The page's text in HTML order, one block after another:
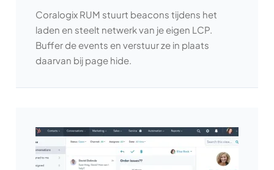
Coralogix RUM stuurt beacons tijdens het
laden en steelt netwerk van je eigen LCP.
Buffer de events en verstuur ze in plaats
daarvan bij page hide.